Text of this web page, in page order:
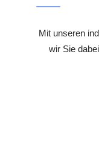
Mit unseren
wir Sie